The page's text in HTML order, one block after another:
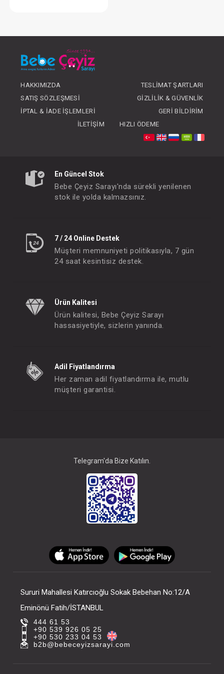
OLUNUZ
HAKKIMIZDA
TESLIMAT ŞARTLARI
SATIŞ SÖZLEŞMESI
GIZLILIK & GÜVENLIK
İPTAL & İADE İŞLEMLERI
GERI BILDIRIM
İLETIŞIM
HIZLI ÖDEME
En Güncel Stok
Bebe Çeyiz Sarayı'nda sürekli yenilenen
stok ile yolda kalmazsınız.
7 / 24 Online Destek
Müşteri memnuniyeti politikasıyla, 7 gün
24 saat kesintisiz destek.
Ürün Kalitesi
Ürün kalitesi, Bebe Çeyiz Sarayı
hassasiyetiyle, sizlerin yanında.
Adil Fiyatlandırma
Her zaman adil fiyatlandırma ile, mutlu
müşteri garantisi.
Telegram'da Bize Katılın.
Sururi Mahallesi Katırcıoğlu Sokak Bebehan No:12/A
Eminönü Fatih/İSTANBUL
444 61 53
+90 539 926 05 25
+90 530 233 04 53
b2b@bebeceyizsarayi.com